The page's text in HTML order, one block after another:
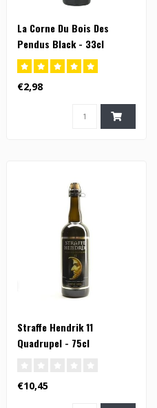
La Corne Du Bois Des
Pendus Black - 33cl
€2,98
Straffe Hendrik 11
Quadrupel - 75cl
€10,45